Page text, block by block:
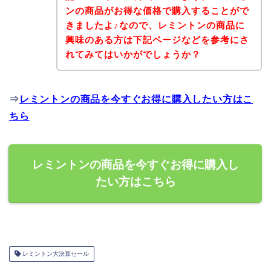
ンの商品がお得な価格で購入することがで
きましたよ♪なので、レミントンの商品に
興味のある方は下記ページなどを参考にさ
れてみてはいかがでしょうか？
⇒ レミントンの商品を今すぐお得に購入したい方はこ
ちら
レミントンの商品を今すぐお得に購入し
たい方はこちら
レミントン大決算セール